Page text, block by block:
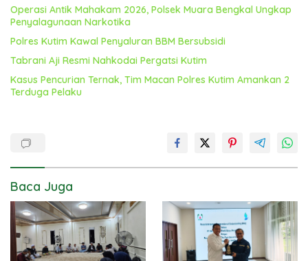
Operasi Antik Mahakam 2026, Polsek Muara Bengkal Ungkap
Penyalagunaan Narkotika
Polres Kutim Kawal Penyaluran BBM Bersubsidi
Tabrani Aji Resmi Nahkodai Pergatsi Kutim
Kasus Pencurian Ternak, Tim Macan Polres Kutim Amankan 2
Terduga Pelaku
Baca Juga